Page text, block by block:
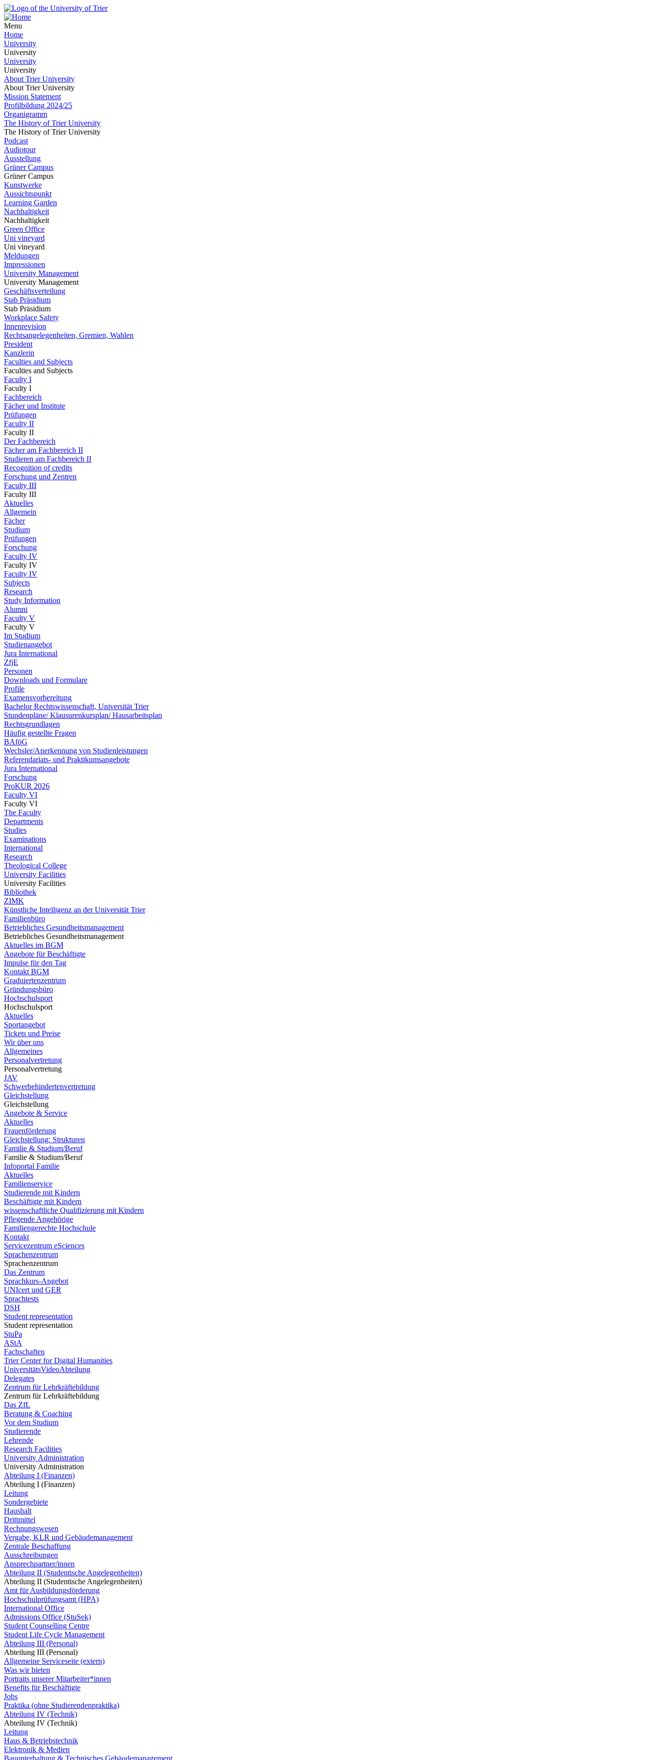
Menu
Home
University
University
University
University
About Trier University
About Trier University
Mission Statement
Profilbildung 2024/25
Organigramm
The History of Trier University
The History of Trier University
Podcast
Audiotour
Ausstellung
Grüner Campus
Grüner Campus
Kunstwerke
Aussichtspunkt
Learning Garden
Nachhaltigkeit
Nachhaltigkeit
Green Office
Uni vineyard
Uni vineyard
Meldungen
Impressionen
University Management
University Management
Geschäftsverteilung
Stab Präsidium
Stab Präsidium
Workplace Safety
Innenrevision
Rechtsangelegenheiten, Gremien, Wahlen
President
Kanzlerin
Faculties and Subjects
Faculties and Subjects
Faculty I
Faculty I
Fachbereich
Fächer und Institute
Prüfungen
Faculty II
Faculty II
Der Fachbereich
Fächer am Fachbereich II
Studieren am Fachbereich II
Recognition of credits
Forschung und Zentren
Faculty III
Faculty III
Aktuelles
Allgemein
Fächer
Studium
Prüfungen
Forschung
Faculty IV
Faculty IV
Faculty IV
Subjects
Research
Study Information
Alumni
Faculty V
Faculty V
Im Studium
Studienangebot
Jura International
ZfjE
Personen
Downloads und Formulare
Profile
Examensvorbereitung
Bachelor Rechtswissenschaft, Universität Trier
Stundenpläne/ Klausurenkursplan/ Hausarbeitsplan
Rechtsgrundlagen
Häufig gestellte Fragen
BAföG
Wechsler/Anerkennung von Studienleistungen
Referendariats- und Praktikumsangebote
Jura International
Forschung
ProKUR 2026
Faculty VI
Faculty VI
The Faculty
Departments
Studies
Examinations
International
Research
Theological College
University Facilities
University Facilities
Bibliothek
ZIMK
Künstliche Intelligenz an der Universität Trier
Familienbüro
Betriebliches Gesundheitsmanagement
Betriebliches Gesundheitsmanagement
Aktuelles im BGM
Angebote für Beschäftigte
Impulse für den Tag
Kontakt BGM
Graduiertenzentrum
Gründungsbüro
Hochschulsport
Hochschulsport
Aktuelles
Sportangebot
Tickets und Preise
Wir über uns
Allgemeines
Personalvertretung
Personalvertretung
JAV
Schwerbehindertenvertretung
Gleichstellung
Gleichstellung
Angebote & Service
Aktuelles
Frauenförderung
Gleichstellung: Strukturen
Familie & Studium/Beruf
Familie & Studium/Beruf
Infoportal Familie
Aktuelles
Familienservice
Studierende mit Kindern
Beschäftigte mit Kindern
wissenschaftliche Qualifizierung mit Kindern
Pflegende Angehörige
Familiengerechte Hochschule
Kontakt
Servicezentrum eSciences
Sprachenzentrum
Sprachenzentrum
Das Zentrum
Sprachkurs-Angebot
UNIcert und GER
Sprachtests
DSH
Student representation
Student representation
StuPa
AStA
Fachschaften
Trier Center for Digital Humanities
UniversitätsVideoAbteilung
Delegates
Zentrum für Lehrkräftebildung
Zentrum für Lehrkräftebildung
Das ZfL
Beratung & Coaching
Vor dem Studium
Studierende
Lehrende
Research Facilities
University Administration
University Administration
Abteilung I (Finanzen)
Abteilung I (Finanzen)
Leitung
Sondergebiete
Haushalt
Drittmittel
Rechnungswesen
Vergabe, KLR und Gebäudemanagement
Zentrale Beschaffung
Ausschreibungen
Ansprechpartner/innen
Abteilung II (Studentische Angelegenheiten)
Abteilung II (Studentische Angelegenheiten)
Amt für Ausbildungsförderung
Hochschulprüfungsamt (HPA)
International Office
Admissions Office (StuSek)
Student Counselling Centre
Student Life Cycle Management
Abteilung III (Personal)
Abteilung III (Personal)
Allgemeine Serviceseite (extern)
Was wir bieten
Portraits unserer Mitarbeiter*innen
Benefits für Beschäftigte
Jobs
Praktika (ohne Studierendenpraktika)
Abteilung IV (Technik)
Abteilung IV (Technik)
Leitung
Haus & Betriebstechnik
Elektronik & Medien
Bauunterhaltung & Technisches Gebäudemanagement